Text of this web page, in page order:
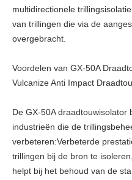
multidirectionele
van trillingen die via de
overgebracht.
Voordelen van GX-50A
Vulcanize Anti Impact
De GX-50A
industrieën die de
verbeteren:Verbeterde
trillingen bij de bron te
helpt bij het behoud van de